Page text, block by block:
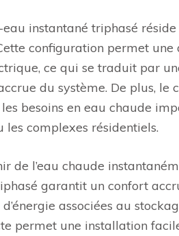
instantané triphasé
configuration permet
ce qui se traduit par
du système. De plus, le
besoins en eau chaude
les complexes résidentiels.
de l’eau chaude
garantit un confort
associées au
permet une installation